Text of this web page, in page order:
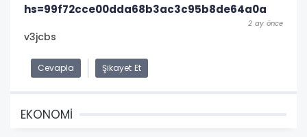
hs=99f72cce00dda68b3ac3c95b8de64a0a
2 ay önce
v3jcbs
Cevapla Şikayet Et
EKONOMİ